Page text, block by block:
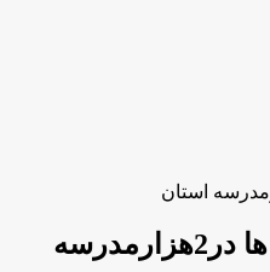
برگزاري جشن عاطفه ها در2هزارمدرسه